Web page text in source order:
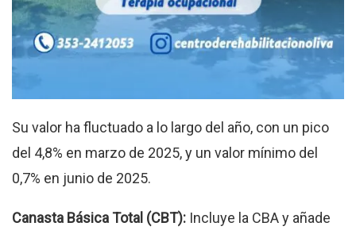
Su valor ha fluctuado a lo largo del año, con un pico
del 4,8% en marzo de 2025, y un valor mínimo del
0,7% en junio de 2025.
Canasta Básica Total (CBT): Incluye la CBA y añade